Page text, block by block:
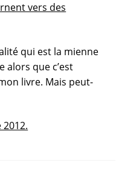
vers des
qui est la mienne
alors que c’est
livre. Mais peut-